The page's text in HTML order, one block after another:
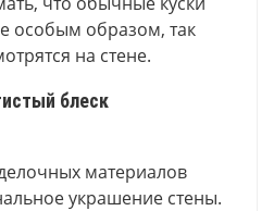
особым образом, так
на стене.
блеск
материалов
украшение стены.